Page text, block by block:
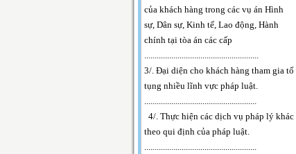
của khách hàng trong các vụ án Hình
sự, Dân sự, Kinh tế, Lao động, Hành
chính tại tòa án các cấp
.......................................................
3/. Đại diện cho khách hàng tham gia tố
tụng nhiều lĩnh vực pháp luật.
......................................................
4/. Thực hiện các dịch vụ pháp lý khác
theo qui định của pháp luật.
......................................................